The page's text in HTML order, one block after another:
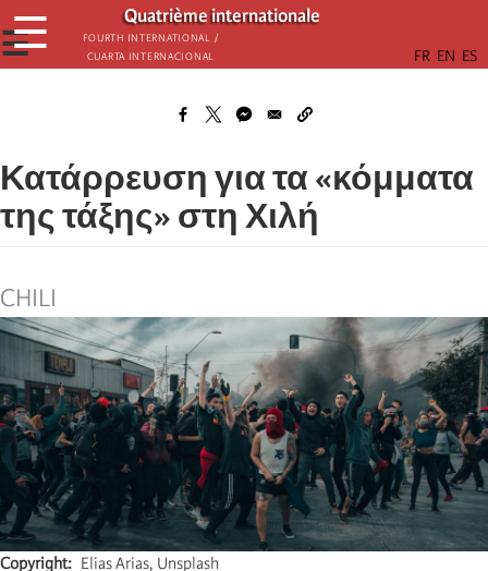
Παράκαμψη
προς
το
Quatrième internationale
Fourth International /
Cuarta Internacional
☰
☰
Κατάρρευση για τα «κόμματα
της τάξης» στη Χιλή
CHILI
Copyright
Elias Arias, Unsplash